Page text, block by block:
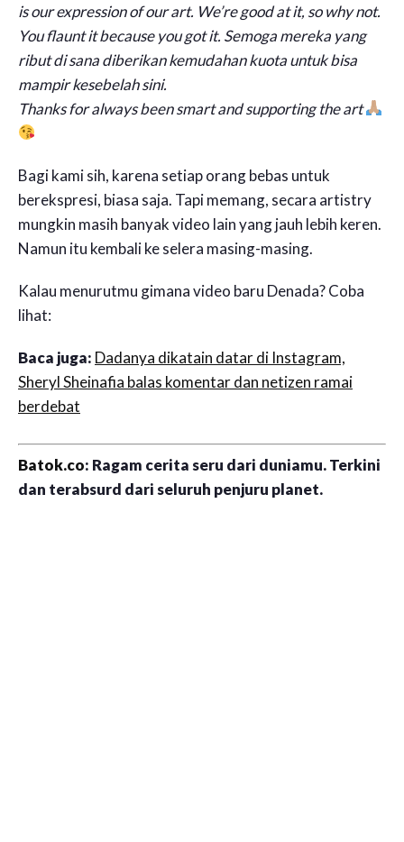
is our expression of our art. We’re good at it, so why not.
You flaunt it because you got it. Semoga mereka yang
ribut di sana diberikan kemudahan kuota untuk bisa
mampir kesebelah sini.
Thanks for always been smart and supporting the art
Bagi kami sih, karena setiap orang bebas untuk
berekspresi, biasa saja. Tapi memang, secara artistry
mungkin masih banyak video lain yang jauh lebih keren.
Namun itu kembali ke selera masing-masing.
Kalau menurutmu gimana video baru Denada? Coba
lihat:
Baca juga: Dadanya dikatain datar di Instagram,
Sheryl Sheinafia balas komentar dan netizen ramai
berdebat
Batok.co: Ragam cerita seru dari duniamu. Terkini
dan terabsurd dari seluruh penjuru planet.